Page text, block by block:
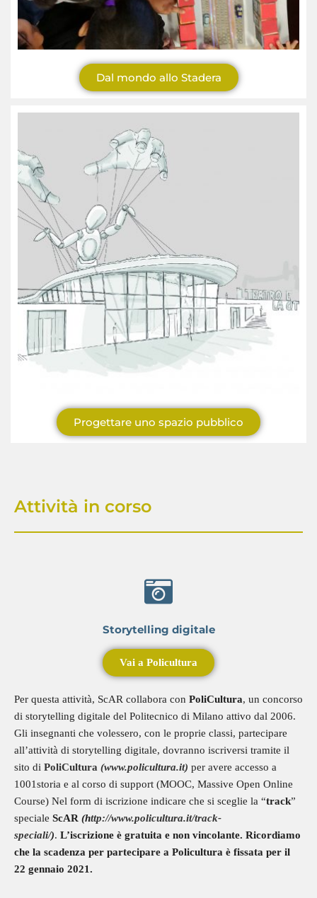
Dal mondo allo Stadera
Progettare uno spazio pubblico
Attività in corso
Storytelling digitale
Vai a Policultura
Per questa attività, ScAR collabora con PoliCultura, un concorso
di storytelling digitale del Politecnico di Milano attivo dal 2006.
Gli insegnanti che volessero, con le proprie classi, partecipare
all’attività di storytelling digitale, dovranno iscriversi tramite il
sito di PoliCultura (www.policultura.it) per avere accesso a
1001storia e al corso di support (MOOC, Massive Open Online
Course) Nel form di iscrizione indicare che si sceglie la “track”
speciale ScAR (http://www.policultura.it/track-
speciali/). L’iscrizione è gratuita e non vincolante. Ricordiamo
che la scadenza per partecipare a Policultura è fissata per il
22 gennaio 2021.